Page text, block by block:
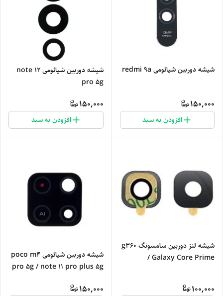
شیشه دوربین شیائومی redmi 9a
150,000
افزودن به سبد
شیشه دوربین شیائومی note 12
pro 5g
150,000
افزودن به سبد
شیشه لنز دوربین سامسونگ g360
/ Galaxy Core Prime
100,000
شیشه دوربین شیائومی poco m4
pro 5g / note 11 pro plus 5g
150,000